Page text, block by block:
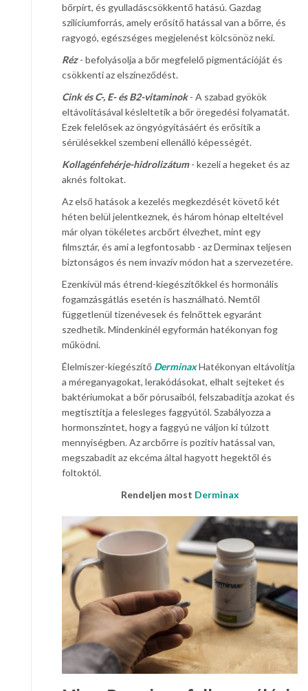
bőrpírt, és gyulladáscsökkentő hatású. Gazdag
szilíciumforrás, amely erősítő hatással van a bőrre, és
ragyogó, egészséges megjelenést kölcsönöz neki.
Réz- befolyásolja a bőr megfelelő pigmentációját és
csökkenti az elszíneződést.
Cink és C-, E- és B2-vitaminok- A szabad gyökök
eltávolításával késleltetik a bőr öregedési folyamatát.
Ezek felelősek az öngyógyításáért és erősítik a
sérülésekkel szembeni ellenálló képességét.
Kollagénfehérje-hidrolizátum- kezeli a hegeket és az
aknés foltokat.
Az első hatások a kezelés megkezdését követő két
héten belül jelentkeznek, és három hónap elteltével
már olyan tökéletes arcbőrt élvezhet, mint egy
filmsztár, és ami a legfontosabb - az Derminax teljesen
biztonságos és nem invazív módon hat a szervezetére.
Ezenkívül más étrend-kiegészítőkkel és hormonális
fogamzásgátlás esetén is használható. Nemtől
függetlenül tizenévesek és felnőttek egyaránt
szedhetik. Mindenkinél egyformán hatékonyan fog
működni.
Élelmiszer-kiegészítő DerminaxHatékonyan eltávolítja
a méreganyagokat, lerakódásokat, elhalt sejteket és
baktériumokat a bőr pórusaiból, felszabadítja azokat és
megtisztítja a felesleges faggyútól. Szabályozza a
hormonszintet, hogy a faggyú ne váljon ki túlzott
mennyiségben. Az arcbőrre is pozitív hatással van,
megszabadít az ekcéma által hagyott hegektől és
foltoktól.
Rendeljen most Derminax